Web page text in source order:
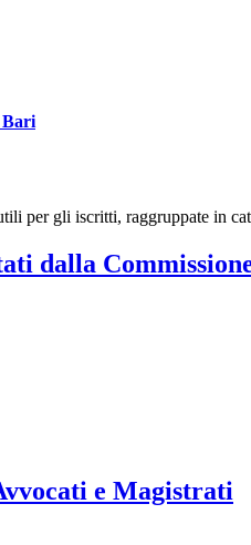
Bari
per gli iscritti, raggruppate in
dalla
e Magistrati